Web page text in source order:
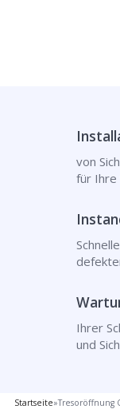
von
für Ihre
Ihrer
und
Startseite»Tresoröffnung